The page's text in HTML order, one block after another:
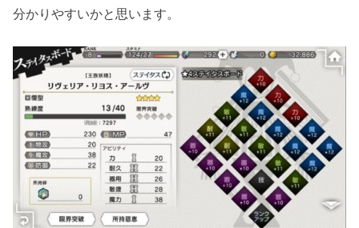
分かりやすいかと思います。